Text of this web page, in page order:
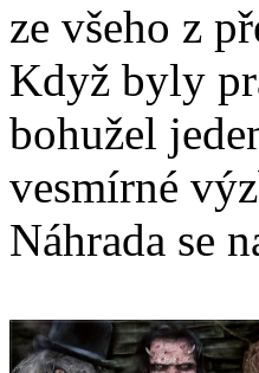
ze všeho z
Když byly
bohužel
vesmírné
Náhrada se